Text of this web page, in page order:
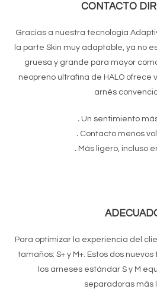
CONTACTO
Gracias a nuestra tecnología
la parte Skin muy adaptable, ya no
gruesa y grande para mayor
neopreno ultrafina de HALO ofrece
arnés
. Un sentimiento
. Contacto menos
. Más ligero, incluso
Para optimizar la experiencia del
tamaños: S+ y M+. Estos dos
los arneses estándar S y M
separadoras más